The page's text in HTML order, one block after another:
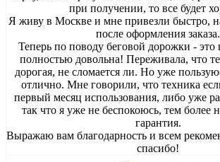
при получении, то все будет
Я живу в Москве и мне привезли быстро,
после оформления заказа.
Теперь по поводу беговой дорожки - это
полностью довольна! Переживала, что
дорогая, не сломается ли. Но уже
отлично. Мне говорили, что техника
первый месяц использования, либо уже
так что я уже не беспокоюсь, тем более
гарантия.
Выражаю вам благодарность и всем
спасибо!